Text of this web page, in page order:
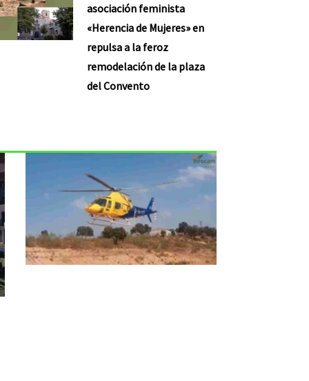
asociación feminista
«Herencia de Mujeres» en
repulsa a la feroz
remodelación de la plaza
del Convento